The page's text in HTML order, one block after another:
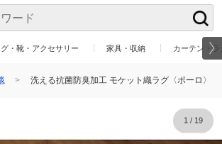
・靴・アクセサリー 家具・収納 カーテン・
洗える抗菌防臭加工 モケット織ラグ〈ポーロ〉
1/ 19